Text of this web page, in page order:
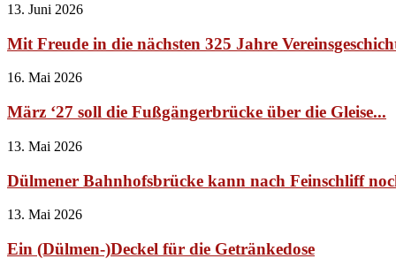
13. Juni 2026
Mit Freude in die nächsten 325 Jahre
16. Mai 2026
März ‘27 soll die Fußgängerbrücke über die Gleise...
13. Mai 2026
Dülmener Bahnhofsbrücke kann nach Feinschliff
13. Mai 2026
Ein (Dülmen-)Deckel für die Getränkedose